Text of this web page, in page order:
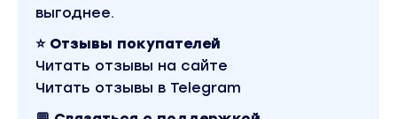
Чат в Telegram – постоянная поддержка,
общение с участниками, ответы на все
Возможно, дополнительные проясняющие
выгоднее.
⭐ Отзывы покупателей
Читать отзывы на сайте
Читать отзывы в Telegram